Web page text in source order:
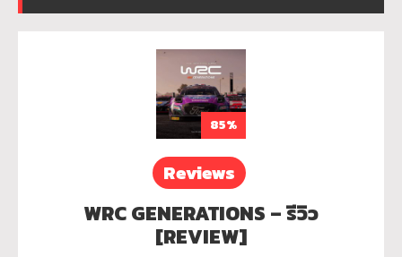
85%
Reviews
WRC GENERATIONS – รีวิว
[REVIEW]